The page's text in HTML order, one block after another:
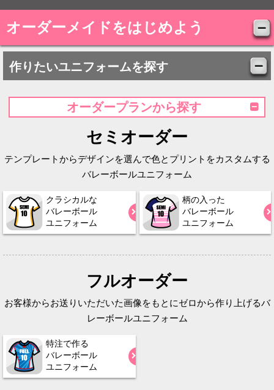
オーダーメイドをはじめよう
作りたいユニフォームを探す
オーダープランから探す
セミオーダー
テンプレートからデザインを選んで色とプリントをカスタムする
バレーボールユニフォーム
クラシカルな
バレーボール
ユニフォーム
柄の入った
バレーボール
ユニフォーム
フルオーダー
お客様からお送りいただいた画像をもとにゼロから作り上げるバ
レーボールユニフォーム
特注で作る
バレーボール
ユニフォーム